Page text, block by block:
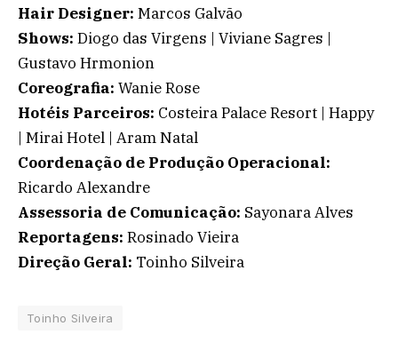
Hair Designer: Marcos Galvão
Shows: Diogo das Virgens | Viviane Sagres |
Gustavo Hrmonion
Coreografia: Wanie Rose
Hotéis Parceiros: Costeira Palace Resort | Happy
| Mirai Hotel | Aram Natal
Coordenação de Produção Operacional:
Ricardo Alexandre
Assessoria de Comunicação: Sayonara Alves
Reportagens: Rosinado Vieira
Direção Geral: Toinho Silveira
Toinho Silveira